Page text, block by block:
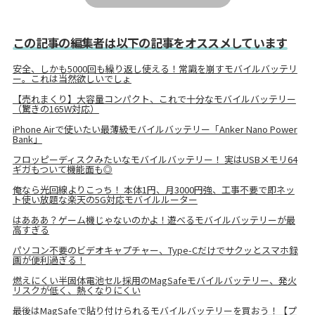
この記事の編集者は以下の記事をオススメしています
安全、しかも5000回も繰り返し使える！常識を崩すモバイルバッテリ
ー。これは当然欲しいでしょ
【売れまくり】大容量コンパクト、これで十分なモバイルバッテリー
（驚きの165W対応）
iPhone Airで使いたい最薄級モバイルバッテリー「Anker Nano Power
Bank」
フロッピーディスクみたいなモバイルバッテリー！ 実はUSBメモリ64
ギガもついて機能面も◎
俺なら光回線よりこっち！ 本体1円、月3000円強、工事不要で即ネッ
ト使い放題な楽天の5G対応モバイルルーター
はあああ？ゲーム機じゃないのかよ！遊べるモバイルバッテリーが最
高すぎる
パソコン不要のビデオキャプチャー、Type-Cだけでサクッとスマホ録
画が便利過ぎる！
燃えにくい半固体電池セル採用のMagSafeモバイルバッテリー、発火
リスクが低く、熱くなりにくい
最後はMagSafeで貼り付けられるモバイルバッテリーを買おう！【プ